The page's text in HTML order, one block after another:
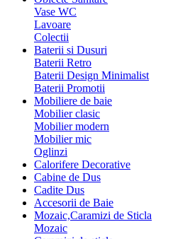
Vase WC
Lavoare
Colectii
Baterii si Dusuri
Baterii Retro
Baterii Design Minimalist
Baterii Promotii
Mobiliere de baie
Mobilier clasic
Mobilier modern
Mobilier mic
Oglinzi
Calorifere Decorative
Cabine de Dus
Cadite Dus
Accesorii de Baie
Mozaic,Caramizi de Sticla
Mozaic